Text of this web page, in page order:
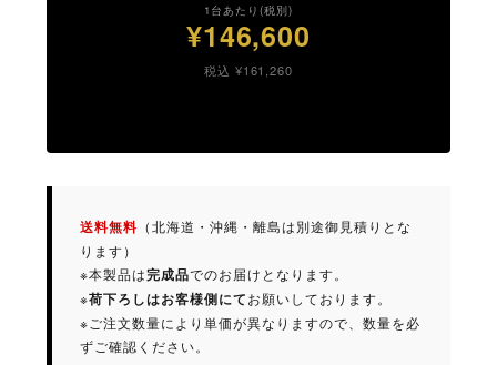
1台あたり(税別)
¥146,600
税込 ¥161,260
送料無料 （北海道・沖縄・離島は別途御見積りとな
ります）
※本製品は完成品でのお届けとなります。
※荷下ろしはお客様側にてお願いしております。
※ご注文数量により単価が異なりますので、数量を必
ずご確認ください。